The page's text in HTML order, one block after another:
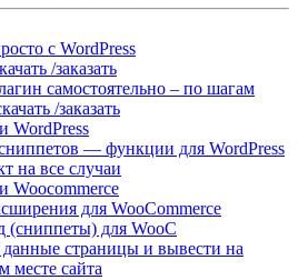
с WordPress
/заказать
самостоятельно – по шагам
/заказать
WordPress
— функции для WordPress
на все случаи
Woocommerce
для WooCommerce
(сниппеты) для WooC
данные страницы и вывести на
месте сайта